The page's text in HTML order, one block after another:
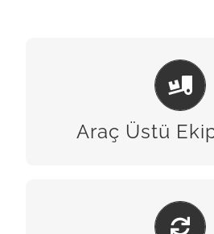
Araç Üstü
ARAÇ ÜSTÜ
BAKIM &